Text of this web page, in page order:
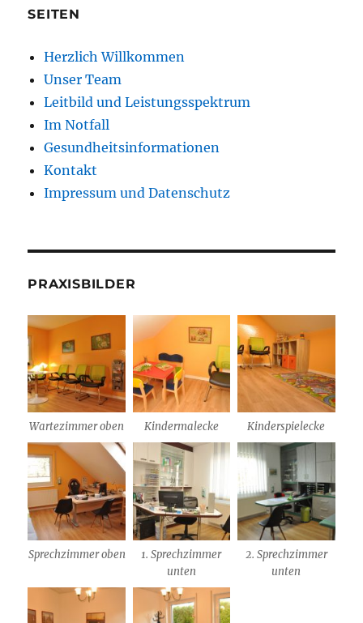
SEITEN
Herzlich Willkommen
Unser Team
Leitbild und Leistungsspektrum
Im Notfall
Gesundheitsinformationen
Kontakt
Impressum und Datenschutz
PRAXISBILDER
Wartezimmer oben Kindermalecke Kinderspielecke
Sprechzimmer oben
1. Sprechzimmer
unten
2. Sprechzimmer
unten